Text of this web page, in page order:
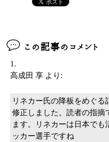
この記事のコメント
高成田 享 より:
リネカー氏の降板をめぐ
修正しました。読者の指摘
ます。リネカーは日本でも
ッカー選手ですね